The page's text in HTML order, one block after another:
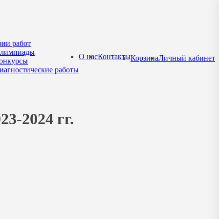
работ
работы
О насКонтактыКорзинаЛичный кабинет
2024 гг.